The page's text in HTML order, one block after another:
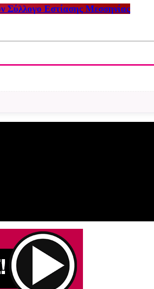
Σύλλογο Εστίασης Μεσσηνίας